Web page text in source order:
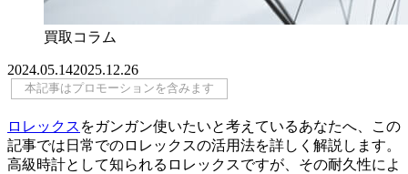
買取コラム
2024.05.142025.12.26
本記事はプロモーションを含みます
ロレックス をガンガン使いたいと考えているあなたへ、この
記事では日常でのロレックスの活用法を詳しく解説します。
高級時計として知られるロレックスですが、その耐久性によ